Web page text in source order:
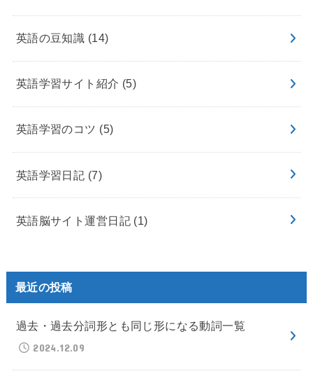
英語の豆知識 (14)
英語学習サイト紹介 (5)
英語学習のコツ (5)
英語学習日記 (7)
英語脳サイト運営日記 (1)
最近の投稿
過去・過去分詞形とも同じ形になる動詞一覧
2024.12.09